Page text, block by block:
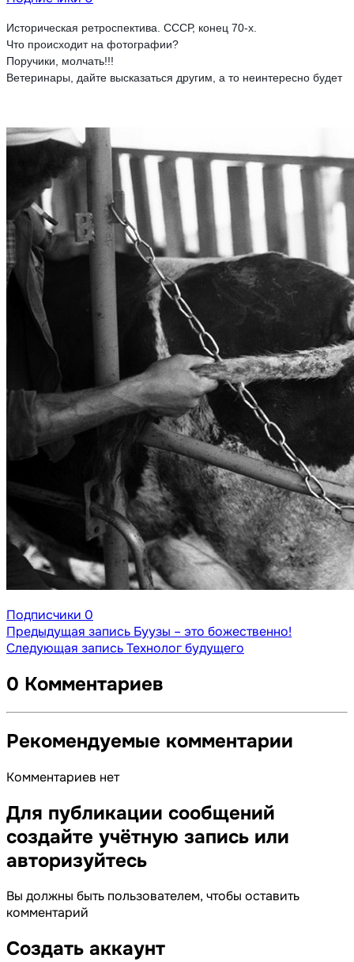
Историческая ретроспектива. СССР, конец 70-х.
Что происходит на фотографии?
Поручики, молчать!!!
Ветеринары, дайте высказаться другим, а то неинтересно будет
Подписчики 0
Предыдущая запись Буузы – это божественно!
Следующая записьТехнолог будущего
0 Комментариев
Рекомендуемые комментарии
Комментариев нет
Для публикации сообщений
создайте учётную запись или
авторизуйтесь
Вы должны быть пользователем, чтобы оставить
комментарий
Создать аккаунт